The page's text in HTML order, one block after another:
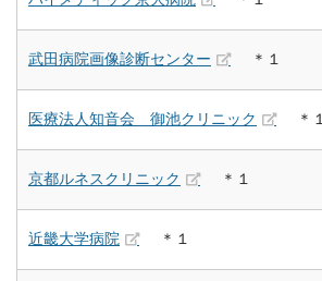
武田病院画像診断センター ＊１
医療法人知音会 御池クリニック ＊１
京都ルネスクリニック ＊１
近畿大学病院 ＊１